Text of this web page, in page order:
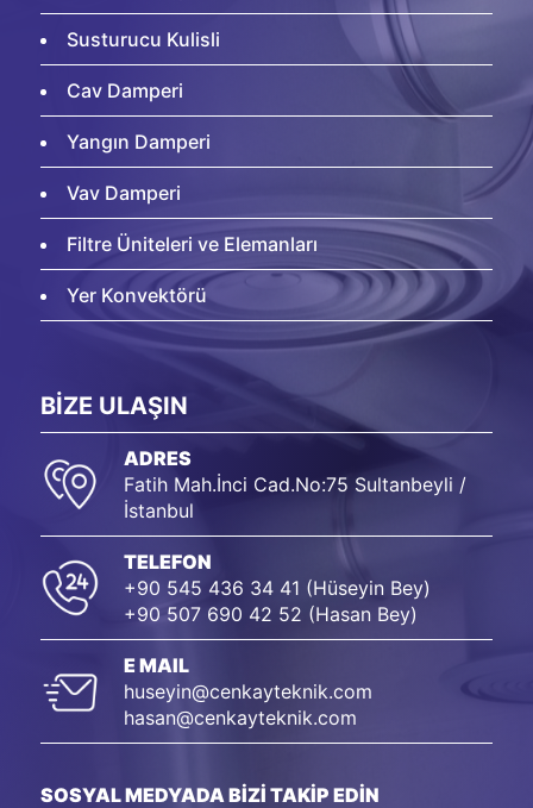
Susturucu Kulisli
Cav Damperi
Yangın Damperi
Vav Damperi
Filtre Üniteleri ve Elemanları
Yer Konvektörü
BİZE ULAŞIN
ADRES
Fatih Mah.İnci Cad.No:75 Sultanbeyli /
İstanbul
TELEFON
+90 545 436 34 41 (Hüseyin Bey)
+90 507 690 42 52 (Hasan Bey)
E MAIL
huseyin@cenkayteknik.com
hasan@cenkayteknik.com
SOSYAL MEDYADA BİZİ TAKİP EDİN